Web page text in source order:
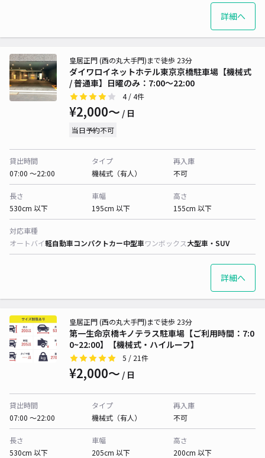
詳細へ
ダイワロイネットホテル東京京橋駐車場【機械式
/ 普通車】日曜のみ：7:00～22:00
皇居正門 (西の丸大手門)まで徒歩 23分
4/ 4件
¥2,000〜 / 日
当日予約不可
貸出時間
07:00 〜22:00
タイプ
機械式（有人）
再入庫
不可
長さ
530cm 以下
車幅
195cm 以下
高さ
155cm 以下
対応車種
オートバイ軽自動車コンパクトカー中型車ワンボックス大型車・SUV
詳細へ
第一生命京橋キノテラス駐車場【ご利用時間：7:0
0~22:00】【機械式・ハイルーフ】
皇居正門 (西の丸大手門)まで徒歩 23分
5 / 21件
¥2,000〜 / 日
貸出時間
07:00 〜22:00
タイプ
機械式（有人）
再入庫
不可
長さ
530cm 以下
車幅
205cm 以下
高さ
200cm 以下